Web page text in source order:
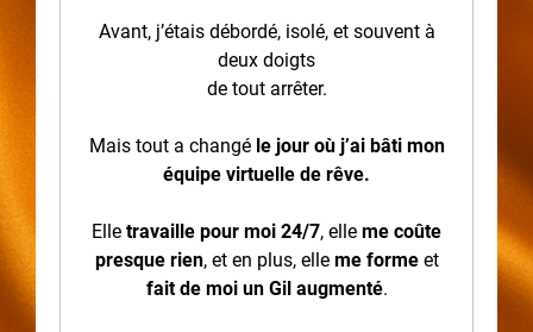
Avant, j’étais débordé, isolé, et souvent à
deux doigts
de tout arrêter.
Mais tout a changé le jour où j’ai bâti mon
équipe virtuelle de rêve.
Elle travaille pour moi 24/7, elle me coûte
presque rien, et en plus, elle me formeet
fait de moi un Gil augmenté.